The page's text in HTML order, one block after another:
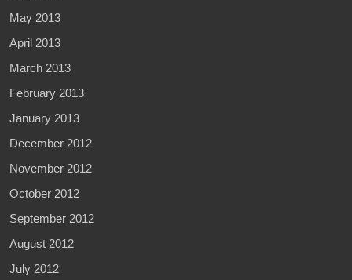
May 2013
April 2013
March 2013
February 2013
January 2013
December 2012
November 2012
October 2012
September 2012
August 2012
July 2012